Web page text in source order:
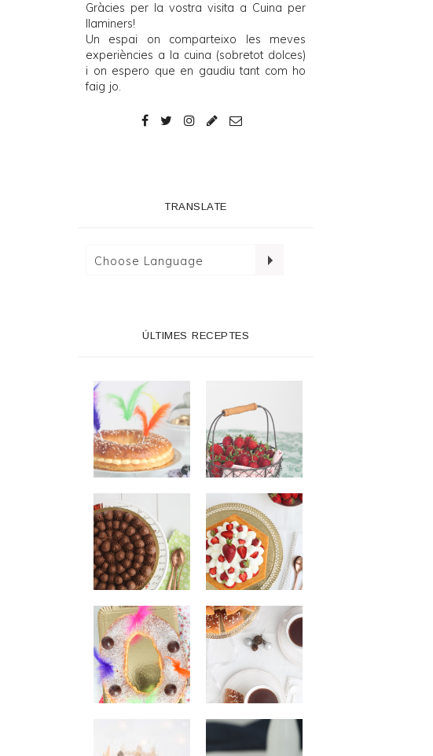
Gràcies per la vostra visita a Cuina per
llaminers!
Un espai on comparteixo les meves
experiències a la cuina (sobretot dolces)
i on espero que en gaudiu tant com ho
faig jo.
TRANSLATE
ÚLTIMES RECEPTES